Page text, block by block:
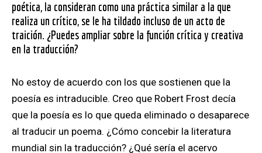
poética, la consideran como una práctica similar a la que
realiza un crítico, se le ha tildado incluso de un acto de
traición. ¿Puedes ampliar sobre la función crítica y creativa
en la traducción?
No estoy de acuerdo con los que sostienen que la
poesía es intraducible. Creo que Robert Frost decía
que la poesía es lo que queda eliminado o desaparece
al traducir un poema. ¿Cómo concebir la literatura
mundial sin la traducción? ¿Qué sería el acervo